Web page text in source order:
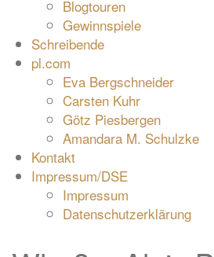
Blogtouren
Gewinnspiele
Schreibende
pl.com
Eva Bergschneider
Carsten Kuhr
Götz Piesbergen
Amandara M. Schulzke
Kontakt
Impressum/DSE
Impressum
Datenschutzerklärung